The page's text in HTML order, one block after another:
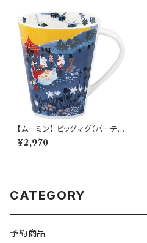
【ムーミン】 ビッグマグ（パーテ
ィ）【MM3200】MM3203-35
¥2,970
CATEGORY
予約商品